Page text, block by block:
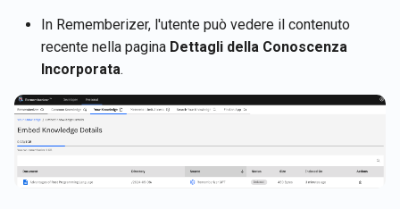
In Rememberizer, l'utente può vedere il contenuto
recente nella pagina Dettagli della Conoscenza
Incorporata.